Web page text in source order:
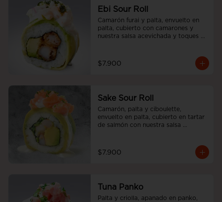
Ebi Sour Roll
Camarón furai y palta, envuelto en
palta, cubierto con camarones y
nuestra salsa acevichada y toques
$7.900
Sake Sour Roll
Camarón, palta y ciboulette,
envuelto en palta, cubierto en tartar
de salmón con nuestra salsa
$7.900
Tuna Panko
Palta y criolla, apanado en panko,